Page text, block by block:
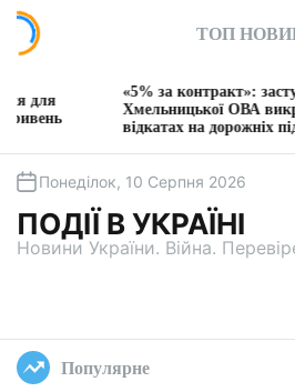
и
ТОП
«5% за контракт»: заступника
Хмельницької ОВА викрили на
відкатах на дорожніх підрядах
Понеділок, 10 Серпня 2026
ПОДІЇ В УКРАЇНІ
Новини України. Війна.
Популярне